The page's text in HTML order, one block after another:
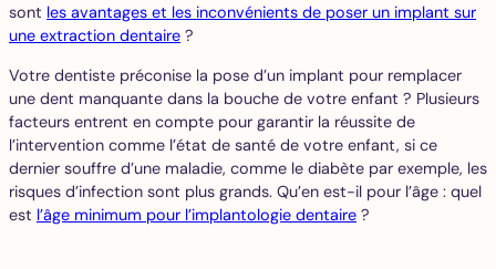
sont les avantages et les inconvénients de poser un implant sur
une extraction dentaire ?
Votre dentiste préconise la pose d’un implant pour remplacer
une dent manquante dans la bouche de votre enfant ? Plusieurs
facteurs entrent en compte pour garantir la réussite de
l’intervention comme l’état de santé de votre enfant, si ce
dernier souffre d’une maladie, comme le diabète par exemple, les
risques d’infection sont plus grands. Qu’en est-il pour l’âge : quel
est l’âge minimum pour l’implantologie dentaire ?